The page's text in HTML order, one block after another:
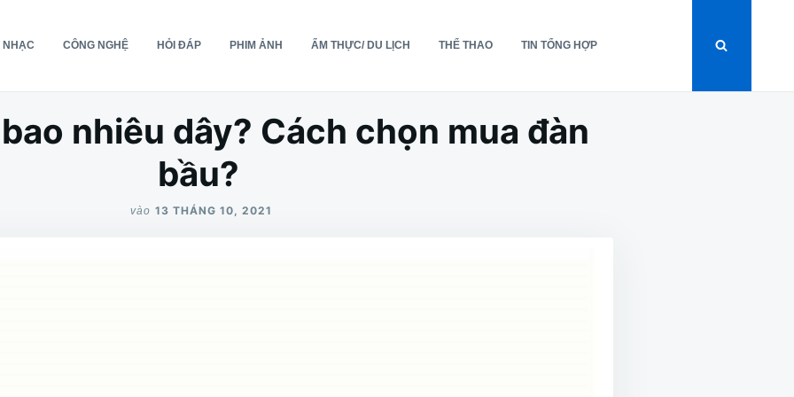
NHẠC CÔNG NGHỆ HỎI ĐÁP PHIM ẢNH ẨM THỰC/ DU LỊCH THỂ THAO TIN TỔNG HỢP
nhiêu dây? Cách chọn mua đàn
bầu?
vào 13 THÁNG 10, 2021